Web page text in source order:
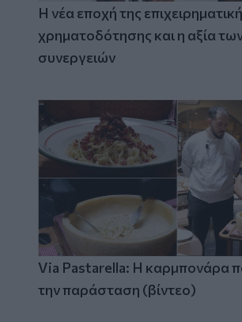
Η νέα εποχή της
χρηματοδότησης και η αξία
συνεργειών
Via Pastarella: Η καρμπονάρα
την παράσταση (βίντεο)